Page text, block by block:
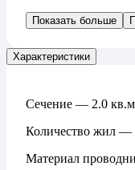
Показать больше
Характеристики
Сечение — 2.0
Количество жил —
Материал